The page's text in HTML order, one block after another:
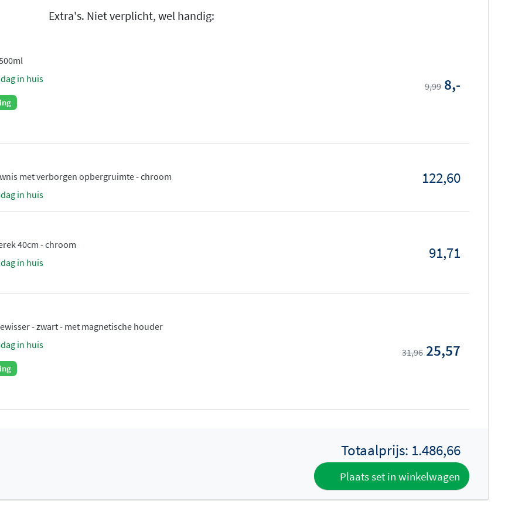
zwart, geborsteld RVS
en geborsteld gunmetal
en voorzien van een
eenvoudig onderhoud.
Extra's. Niet verplicht, wel handig:
in huis
9,99 8,-
met verborgen opbergruimte - chroom
in huis
122,60
40cm - chroom
in huis
91,71
- zwart - met magnetische houder
in huis
31,96 25,57
Totaalprijs: 1.486,66
Plaats set in winkelwagen